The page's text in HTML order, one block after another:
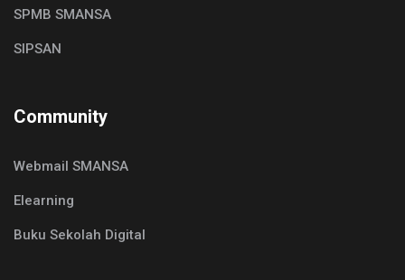
SPMB SMANSA
SIPSAN
Community
Webmail SMANSA
Elearning
Buku Sekolah Digital